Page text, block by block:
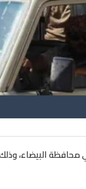
محافظة البيضاء،